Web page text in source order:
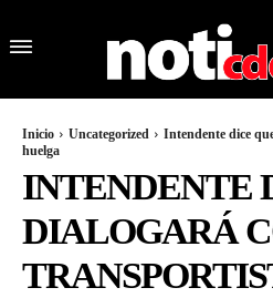
Inicio Uncategorized
Intendente dice
huelga
INTENDENTE
DIALOGARÁ